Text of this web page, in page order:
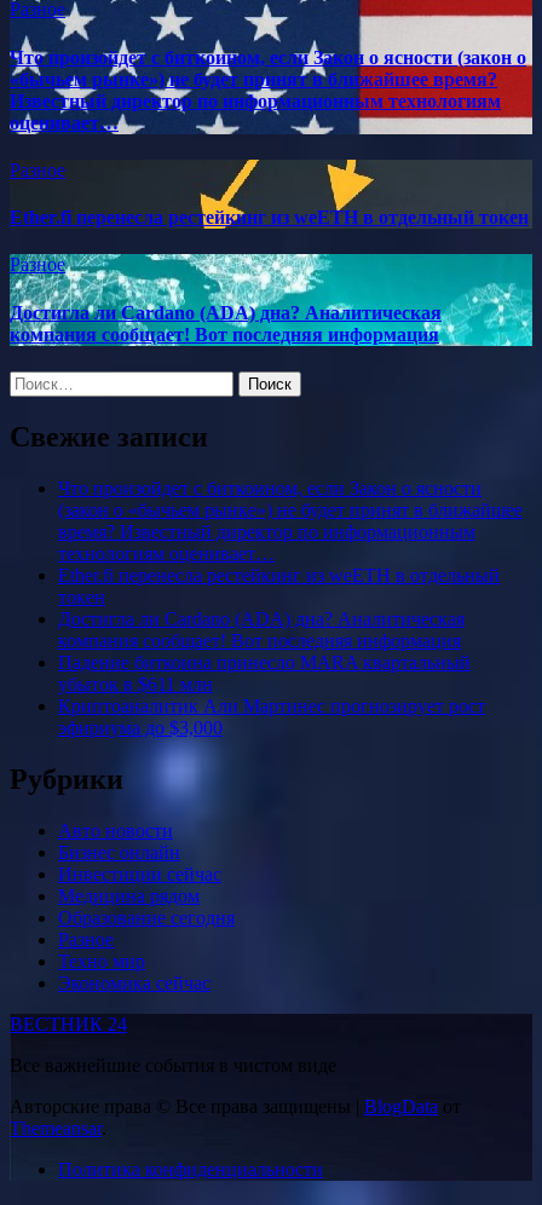
Разное
Что произойдет с биткоином, если Закон о ясности (закон о
«бычьем рынке») не будет принят в ближайшее время?
Известный директор по информационным технологиям
оценивает…
Разное
Ether.fi перенесла рестейкинг из weETH в отдельный токен
Разное
Достигла ли Cardano (ADA) дна? Аналитическая
компания сообщает! Вот последняя информация
Найти:
Свежие записи
Что произойдет с биткоином, если Закон о ясности
(закон о «бычьем рынке») не будет принят в ближайшее
время? Известный директор по информационным
технологиям оценивает…
Ether.fi перенесла рестейкинг из weETH в отдельный
токен
Достигла ли Cardano (ADA) дна? Аналитическая
компания сообщает! Вот последняя информация
Падение биткоина принесло MARA квартальный
убыток в $611 млн
Криптоаналитик Али Мартинес прогнозирует рост
эфириума до $3,000
Рубрики
Авто новости
Бизнес онлайн
Инвестиции сейчас
Медицина рядом
Образование сегодня
Разное
Техно мир
Экономика сейчас
ВЕСТНИК 24
Все важнейшие события в чистом виде
Авторские права © Все права защищены | BlogData от
Themeansar.
Политика конфиденциальности